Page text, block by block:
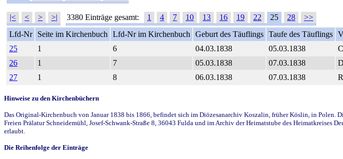
|< < > >| 3380 Einträge gesamt: 1 4 7 10 13 16 19 22 25 28
>>
Lfd-Nr
Seite im Kirchenbuch Lfd-Nr im Kirchenbuch Geburt des Täuflings Taufe des Täuflings
25
1 6 04.03.1838 05.03.1838
26
1 7 05.03.1838 07.03.1838
27
1 8 06.03.1838 07.03.1838
Hinweise zu den Kirchenbüchern
Das Original-Kirchenbuch von Januar 1838 bis 1866, befindet sich im Diözesanarchiv Koszalin, früher Köslin, in
Freien Prälatur Schneidemühl, Josef-Schwank-Straße 8, 36043 Fulda und im Archiv der Heimatstube des Heimatkreises
erlaubt.
Die Reihenfolge der Einträge